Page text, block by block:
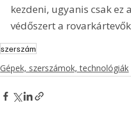
kezdeni, ugyanis csak ez
védőszert a
szerszám
Gépek, szerszámok, technológiák